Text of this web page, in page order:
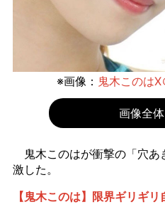
※画像： 鬼木このは
画像全
鬼木このはが衝撃の「穴あ
激した。
【鬼木このは】限界ギリギリ